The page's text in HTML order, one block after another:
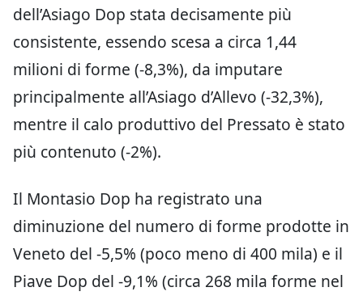
Sono 8 i formaggi a marchio del Veneto: le
DOP Grana Padano, Asiago, Casatella
Trevigiana, Provolone Valpadana, Monte